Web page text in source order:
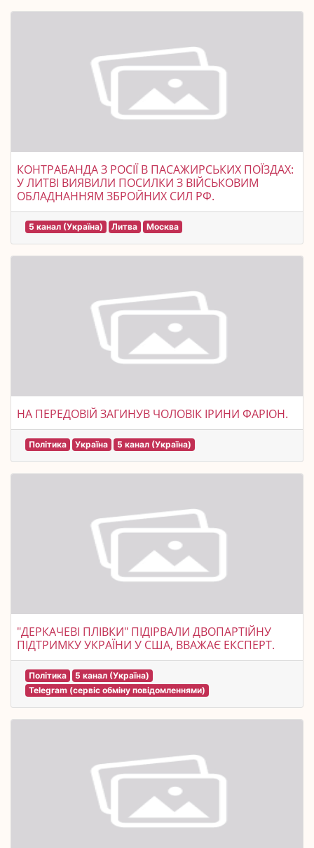
КОНТРАБАНДА З РОСІЇ В ПАСАЖИРСЬКИХ ПОЇЗДАХ:
У ЛИТВІ ВИЯВИЛИ ПОСИЛКИ З ВІЙСЬКОВИМ
ОБЛАДНАННЯМ ЗБРОЙНИХ СИЛ РФ.
5 канал (Україна) Литва Москва
НА ПЕРЕДОВІЙ ЗАГИНУВ ЧОЛОВІК ІРИНИ ФАРІОН.
Політика Україна 5 канал (Україна)
"ДЕРКАЧЕВІ ПЛІВКИ" ПІДІРВАЛИ ДВОПАРТІЙНУ
ПІДТРИМКУ УКРАЇНИ У США, ВВАЖАЄ ЕКСПЕРТ.
Політика
5 канал (Україна)
Telegram (сервіс обміну повідомленнями)